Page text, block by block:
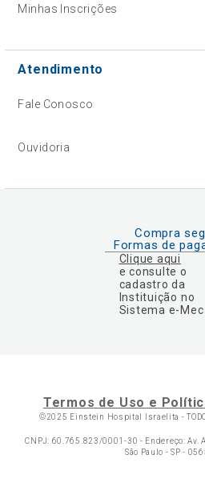
Minhas Inscrições
Atendimento
Fale Conosco
Ouvidoria
Compra
Formas de
Clique aqui
e consulte o
cadastro da
Instituição no
Sistema e-Mec
Termos de Uso e
©2025 Einstein Hospital Israelita -
CNPJ: 60.765.823/0001-30 - Endereço:
São Paulo - SP -